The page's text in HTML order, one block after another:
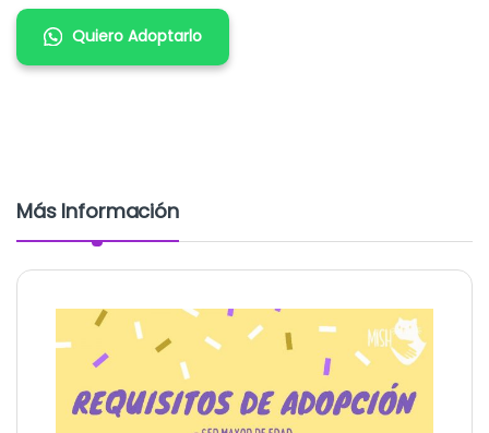
Quiero Adoptarlo
Más Información